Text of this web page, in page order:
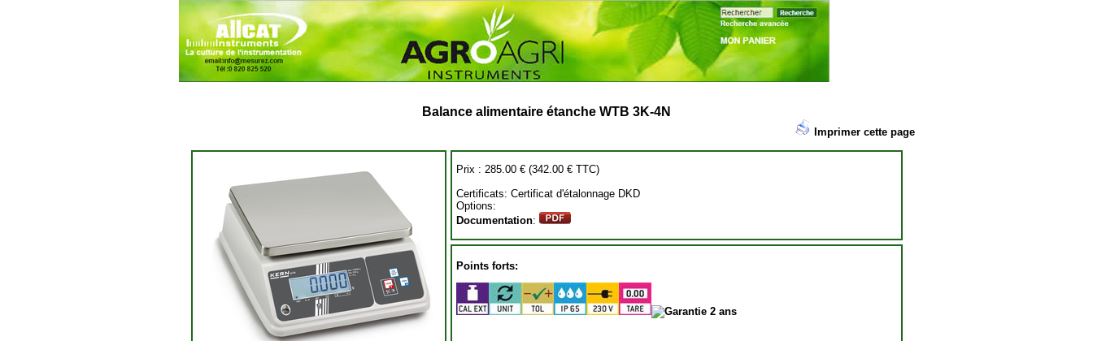
Balance alimentaire étanche WTB 3K-4N
Imprimer cette page
Prix : 285.00 € (342.00 € TTC)
Certificats: Certificat d'étalonnage DKD
Options:
Documentation:
Points forts: